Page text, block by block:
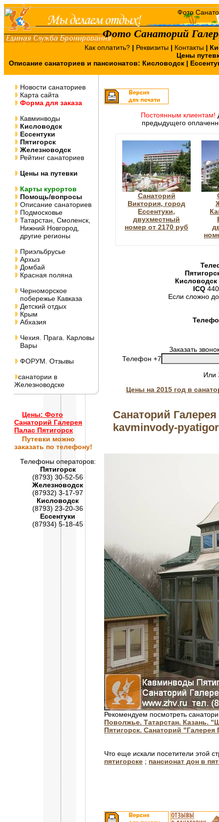
Фото Санаторий
Как оплатить? | Реквизиты | Контакты |
Цены
Описание санаториев и пансионатов: Кисловодск |
Новости санаториев
Карта сайта
Форма для заказа
Кавминводы
Кисловодск
Ессентуки
Пятигорск
Железноводск
Рейтинг санаториев
Цены на путевки
Карты курортов
Помощь/вопросы
Описание санаториев
Подмосковье
Татарстан, Смоленск,
Нижний Новгород,
другие регионы
Приэльбрусье
Архыз
Домбай
Красная поляна
Черноморское
побережье Кавказа
Детский отдых
Крым
Абхазия
Чехия. Прага. Карловы
Вары
ФОРУМ. Отзывы
санатории в
Железноводске
Цены: Фото
Санаторий Галерея
Палас Пятигорск
Путевки можно
заказать по телефону!
Телефоны операторов:
Пятигорск
(8793) 30-52-56
Железноводск
(87932) 3-17-97
Кисловодск
(8793) 23-20-36
Ессентуки
(87934) 5-18-45
Постоянным клиентам!
предыдущего
Санаторий
Виктория, город
Ессентуки,
двухместный
номер от 2170 руб
Кисловодск
ICQ
Если сложно
Заказать
Телефон +7
Цены на 2015 год в
Санаторий
kavminvody-
Рекомендуем посмотреть
Поволжье. Татарстан. Казань.
Пятигорск. Санаторий "Галерея
Что еще искали посетители этой
пятигорске ; пансионат дон в